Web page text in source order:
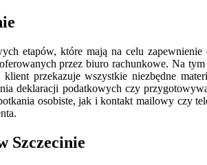
etapów, które mają na celu
przez biuro rachunkowe. Na
przekazuje wszystkie niezbędne
deklaracji podatkowych czy
osobiste, jak i kontakt mailowy czy
Szczecinie